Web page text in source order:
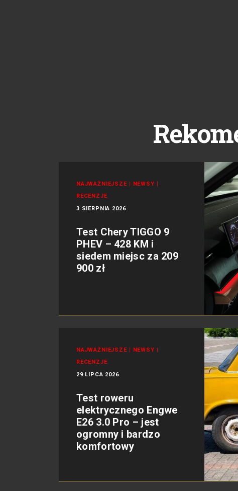
NAJWAŻNIEJSZE | NEWSY |
RECENZJE
3 SIERPNIA 2026
Test Chery TIGGO 9
PHEV – 428 KM i
siedem miejsc za 209
900 zł
NAJWAŻNIEJSZE | NEWSY |
RECENZJE
29 LIPCA 2026
Test roweru
elektrycznego Engwe
E26 3.0 Pro – jest
ogromny i bardzo
komfortowy